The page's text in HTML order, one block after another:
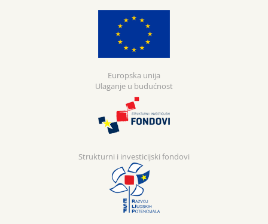
Europska unija
Ulaganje u budućnost
Strukturni i investicijski fondovi